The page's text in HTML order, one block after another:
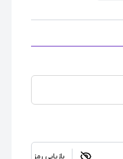
بازیابی رمز